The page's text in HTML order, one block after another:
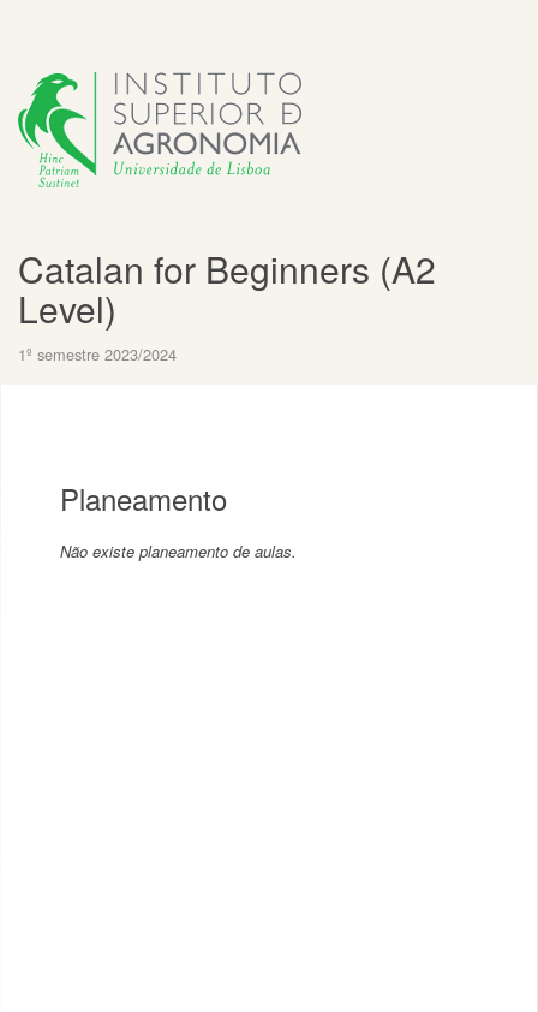
Catalan for Beginners (A2
Level)
1º semestre 2023/2024
Planeamento
Não existe planeamento de aulas.